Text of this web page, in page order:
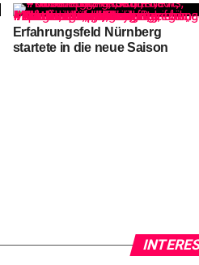
Erfahrungsfeld Nürnberg
startete in die neue Saison